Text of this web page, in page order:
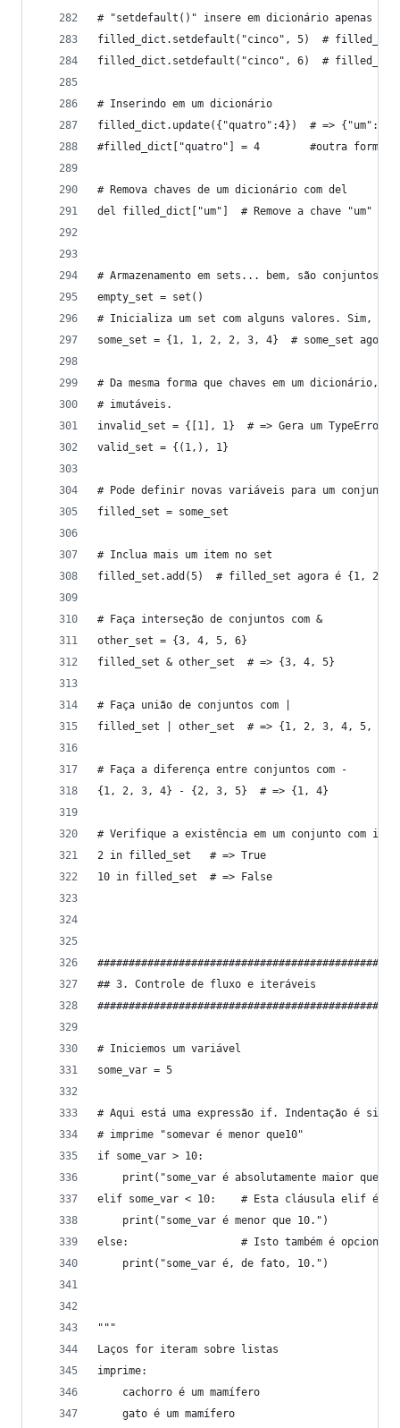
# "setdefault()" insere em dicionário apenas se
filled_dict.setdefault("cinco", 5)  #
filled_dict.setdefault("cinco", 6)  #
# Inserindo em um dicionário
filled_dict.update({"quatro":4})  # => {"um":
#filled_dict["quatro"] = 4        #outra forma
# Remova chaves de um dicionário com del
del filled_dict["um"]  # Remove a chave "um"
# Armazenamento em sets... bem, são conjuntos
empty_set = set()
# Inicializa um set com alguns valores. Sim, ele
some_set = {1, 1, 2, 2, 3, 4}  # some_set
# Da mesma forma que chaves em um dicionário,
# imutáveis.
invalid_set = {[1], 1}  # => Gera um
valid_set = {(1,), 1}
# Pode definir novas variáveis para um conjunto
filled_set = some_set
# Inclua mais um item no set
filled_set.add(5)  # filled_set agora é {1, 2,
# Faça interseção de conjuntos com &
other_set = {3, 4, 5, 6}
filled_set & other_set  # => {3, 4, 5}
# Faça união de conjuntos com |
filled_set | other_set  # => {1, 2, 3, 4, 5, 6}
# Faça a diferença entre conjuntos com -
{1, 2, 3, 4} - {2, 3, 5}  # => {1, 4}
# Verifique a existência em um conjunto com in
2 in filled_set   # => True
10 in filled_set  # => False
## 3. Controle de fluxo e iteráveis
# Iniciemos um variável
some_var = 5
# Aqui está uma expressão if. Indentação é
# imprime "somevar é menor que10"
if some_var > 10:
print("some_var é absolutamente maior que
elif some_var < 10:    # Esta cláusula elif é
    print("some_var é menor que 10.")
else:                  # Isto também é opcional.
    print("some_var é, de fato, 10.")
"""
Laços for iteram sobre listas
imprime:
    cachorro é um mamífero
    gato é um mamífero